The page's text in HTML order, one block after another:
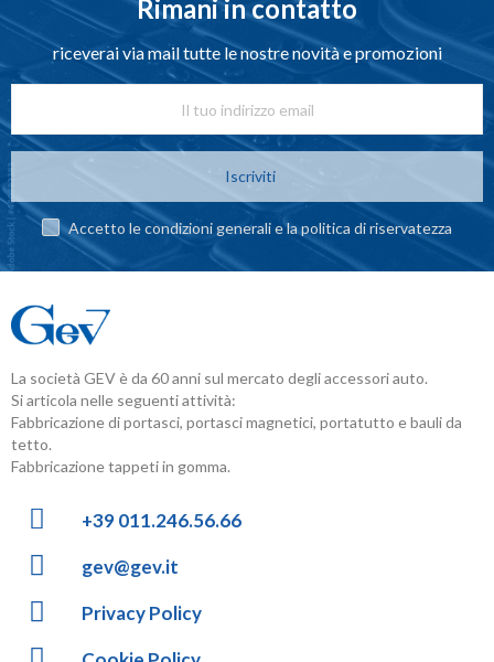
Rimani in contatto
riceverai via mail tutte le nostre novità e promozioni
Iscriviti
Accetto le condizioni generali e la politica di riservatezza
La società GEV è da 60 anni sul mercato degli accessori auto.
Si articola nelle seguenti attività:
Fabbricazione di portasci, portasci magnetici, portatutto e bauli da
tetto.
Fabbricazione tappeti in gomma.
+39 011.246.56.66
gev@gev.it
Privacy Policy